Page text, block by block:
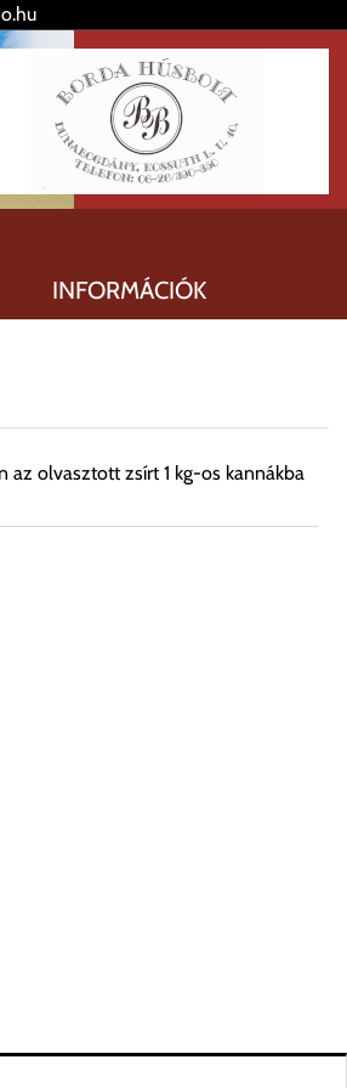
INFORMÁCIÓK
az olvasztott zsírt 1 kg-os kannákba